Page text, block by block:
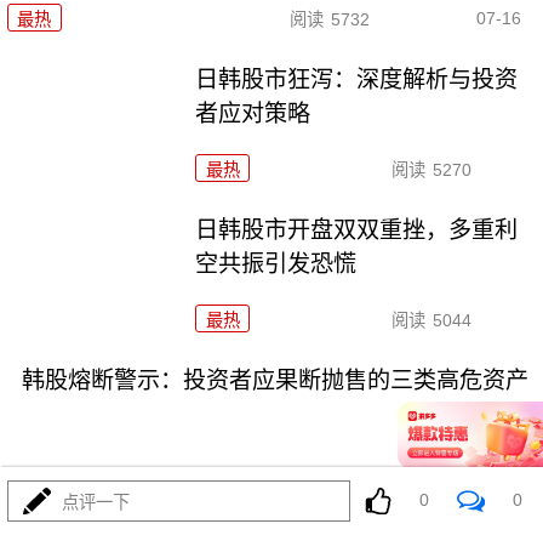
最热 阅读 5732 07-16
日韩股市狂泻：深度解析与投资
者应对策略
最热 阅读 5270
日韩股市开盘双双重挫，多重利
空共振引发恐慌
最热 阅读 5044
韩股熔断警示：投资者应果断抛售的三类高危资产
点评一下 0 0